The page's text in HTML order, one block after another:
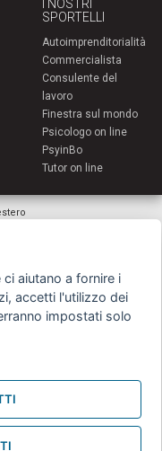
I NOSTRI
SPORTELLI
Autoimprenditorialità
Commercialista
Consulente del
lavoro
Finestra sul mondo
Psicologo on line
PsyinBo
Tutor on line
aiutano a fornire i
accetti l'utilizzo dei
impostati solo